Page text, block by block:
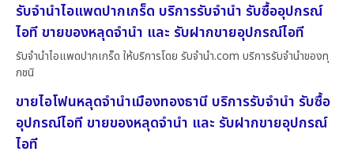
รับจำนำไอแพดปากเกร็ด บริการรับจำนำ รับซื้ออุปกรณ์
ไอที ขายของหลุดจำนำ และ รับฝากขายอุปกรณ์ไอที
รับจำนำไอแพดปากเกร็ด ให้บริการโดย รับจํานํา.com บริการรับจำนำของทุ
กชนิ
ขายไอโฟนหลุดจำนำเมืองทองธานี บริการรับจำนำ รับซื้อ
อุปกรณ์ไอที ขายของหลุดจำนำ และ รับฝากขายอุปกรณ์
ไอที